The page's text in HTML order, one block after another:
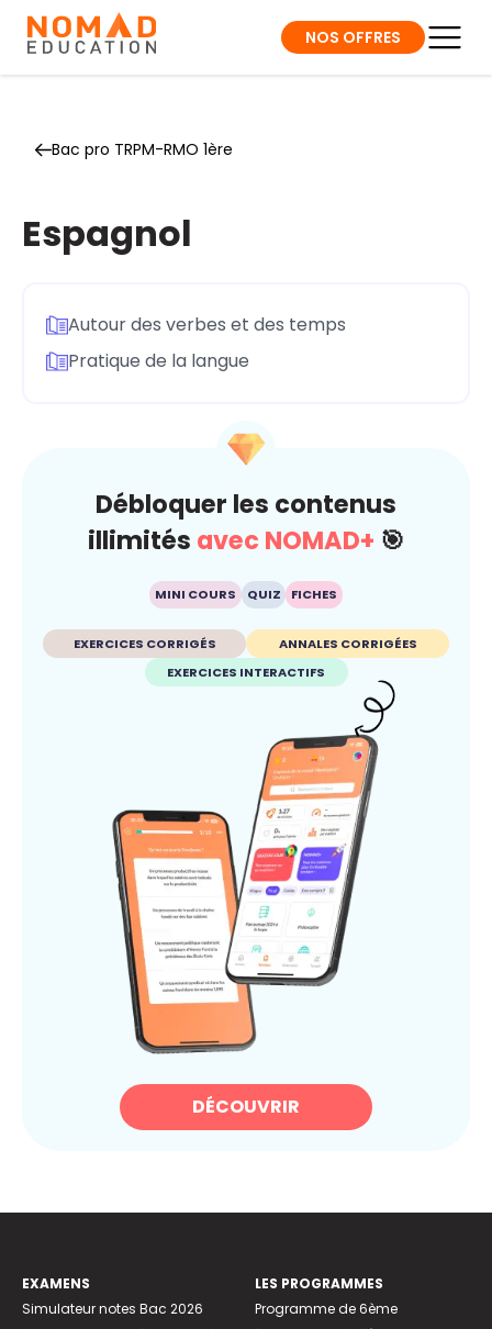
NOS OFFRES
Bac pro TRPM-RMO 1ère
Espagnol
Autour des verbes et des temps
Pratique de la langue
Débloquer les contenus
illimités avec NOMAD+ 🎯
MINI COURS QUIZ FICHES
EXERCICES CORRIGÉS
ANNALES CORRIGÉES
EXERCICES INTERACTIFS
DÉCOUVRIR
EXAMENS
Simulateur notes Bac 2026
LES PROGRAMMES
Programme de 6ème